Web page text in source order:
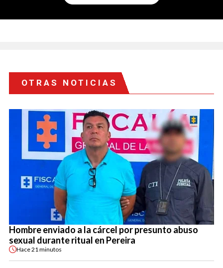
OTRAS NOTICIAS
Hombre enviado a la cárcel por presunto abuso
sexual durante ritual en Pereira
Hace21 minutos